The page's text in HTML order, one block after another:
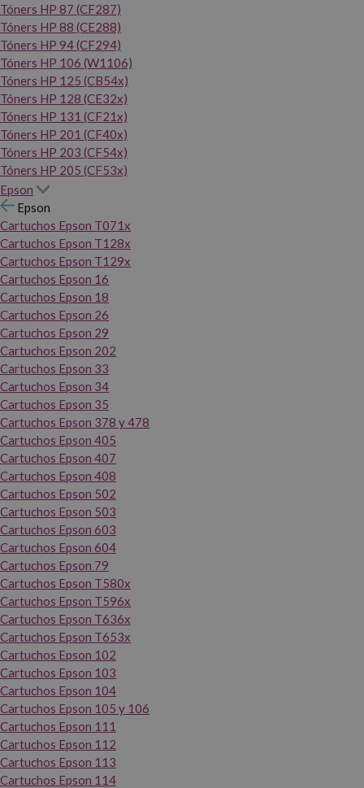
Tóners HP 87 (CF287)
Tóners HP 88 (CE288)
Tóners HP 94 (CF294)
Tóners HP 106 (W1106)
Tóners HP 125 (CB54x)
Tóners HP 128 (CE32x)
Tóners HP 131 (CF21x)
Tóners HP 201 (CF40x)
Tóners HP 203 (CF54x)
Tóners HP 205 (CF53x)
Epson
Epson
Cartuchos Epson T071x
Cartuchos Epson T128x
Cartuchos Epson T129x
Cartuchos Epson 16
Cartuchos Epson 18
Cartuchos Epson 26
Cartuchos Epson 29
Cartuchos Epson 202
Cartuchos Epson 33
Cartuchos Epson 34
Cartuchos Epson 35
Cartuchos Epson 378 y 478
Cartuchos Epson 405
Cartuchos Epson 407
Cartuchos Epson 408
Cartuchos Epson 502
Cartuchos Epson 503
Cartuchos Epson 603
Cartuchos Epson 604
Cartuchos Epson 79
Cartuchos Epson T580x
Cartuchos Epson T596x
Cartuchos Epson T636x
Cartuchos Epson T653x
Cartuchos Epson 102
Cartuchos Epson 103
Cartuchos Epson 104
Cartuchos Epson 105 y 106
Cartuchos Epson 111
Cartuchos Epson 112
Cartuchos Epson 113
Cartuchos Epson 114